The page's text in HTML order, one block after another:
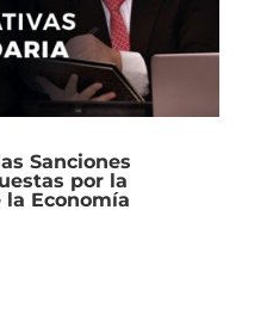
Sanciones
por la
Economía